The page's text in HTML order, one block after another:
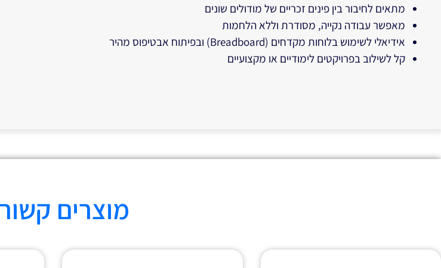
מתאים לחיבור בין פינים זכריים של מודולים שונים
מאפשר עבודה נקייה, מסודרת וללא הלחמות
אידיאלי לשימוש בלוחות מקדחים (Breadboard) ובפיתוח אבטיפוס מהיר
קל לשילוב בפרויקטים לימודיים או מקצועיים
מוצרים